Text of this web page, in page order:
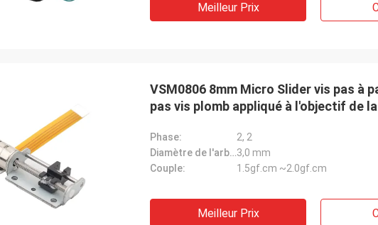
Meilleur Prix
VSM0806 8mm Micro Slider vis pas à
pas vis plomb appliqué à l'objectif de
Phase:
2, 2
Diamètre de l'arbre:3,0 mm
Couple:
1.5gf.cm ~2.0gf.cm
Meilleur Prix